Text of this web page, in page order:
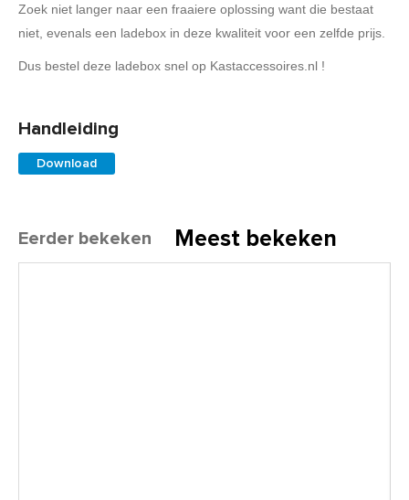
Zoek niet langer naar een fraaiere oplossing want die bestaat
niet, evenals een ladebox in deze kwaliteit voor een zelfde prijs.
Dus bestel deze ladebox snel op Kastaccessoires.nl !
Handleiding
Download
Eerder bekeken Meest bekeken